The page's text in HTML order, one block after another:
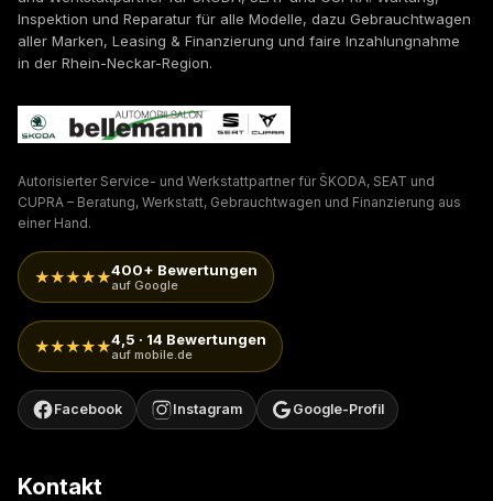
Inspektion und Reparatur für alle Modelle, dazu Gebrauchtwagen
aller Marken, Leasing & Finanzierung und faire Inzahlungnahme
in der Rhein-Neckar-Region.
Autorisierter Service- und Werkstattpartner für ŠKODA, SEAT und
CUPRA – Beratung, Werkstatt, Gebrauchtwagen und Finanzierung aus
einer Hand.
★★★★★400+ Bewertungen
auf Google
★★★★★4,5 · 14 Bewertungen
auf mobile.de
Facebook Instagram Google-Profil
Kontakt